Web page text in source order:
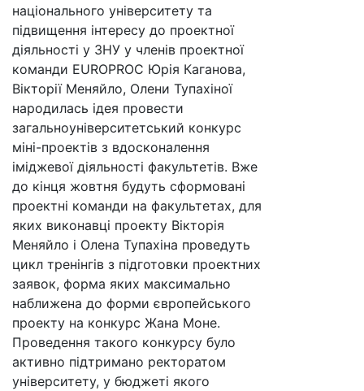
національного університету та
підвищення інтересу до проектної
діяльності у ЗНУ у членів проектної
команди EUROPROC Юрія Каганова,
Вікторії Меняйло, Олени Тупахіної
народилась ідея провести
загальноуніверситетський конкурс
міні-проектів з вдосконалення
іміджевої діяльності факультетів. Вже
до кінця жовтня будуть сформовані
проектні команди на факультетах, для
яких виконавці проекту Вікторія
Меняйло і Олена Тупахіна проведуть
цикл тренінгів з підготовки проектних
заявок, форма яких максимально
наближена до форми європейського
проекту на конкурс Жана Моне.
Проведення такого конкурсу було
активно підтримано ректоратом
університету, у бюджеті якого